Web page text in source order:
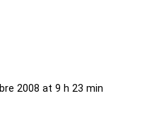
2008 at 9 h 23 min